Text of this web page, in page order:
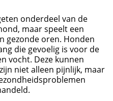
onderdeel van de
maar speelt een
gezonde oren. Honden
die gevoelig is voor de
vocht. Deze kunnen
niet alleen pijnlijk, maar